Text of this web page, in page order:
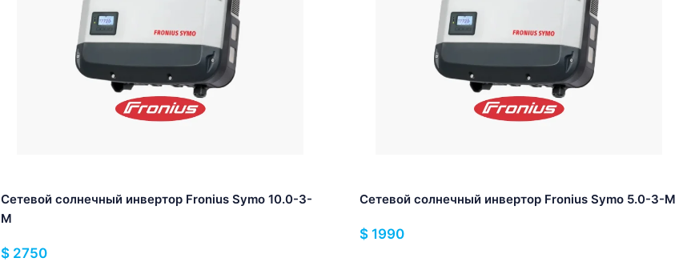
Сетевой солнечный инвертор Fronius Symo 10.0-3-
M
$2750
Сетевой солнечный инвертор Fronius Symo 5.0-3-M
$1990